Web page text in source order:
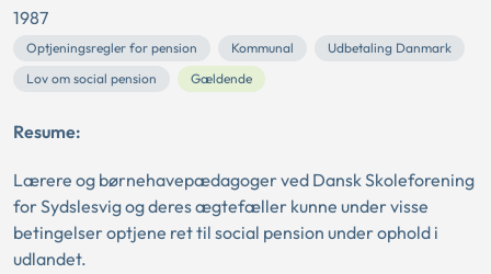
1987
Optjeningsregler for pension Kommunal
Udbetaling Danmark
Lov om social pension
Gældende
Resume:
Lærere og børnehavepædagoger ved Dansk Skoleforening
for Sydslesvig og deres ægtefæller kunne under visse
betingelser optjene ret til social pension under ophold i
udlandet.